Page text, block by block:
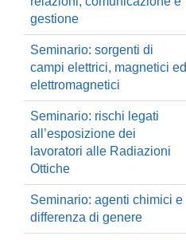
gestione
Seminario: sorgenti di
campi elettrici, magnetici ed
elettromagnetici
Seminario: rischi legati
all’esposizione dei
lavoratori alle Radiazioni
Ottiche
Seminario: agenti chimici e
differenza di genere